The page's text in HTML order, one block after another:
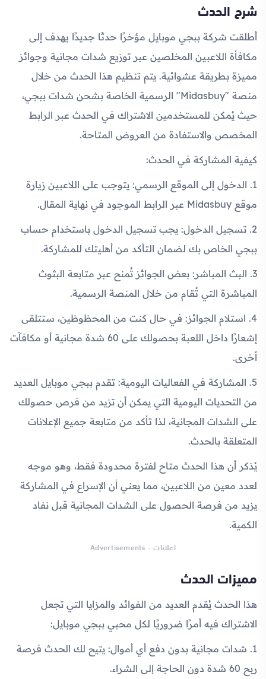
شرح الحدث
أطلقت شركة ببجي موبايل مؤخرًا حدثًا جديدًا يهدف إلى
مكافأة اللاعبين المخلصين عبر توزيع شدات مجانية وجوائز
مميزة بطريقة عشوائية. يتم تنظيم هذا الحدث من خلال
منصة "Midasbuy" الرسمية الخاصة بشحن شدات ببجي،
حيث يُمكن للمستخدمين الاشتراك في الحدث عبر الرابط
المخصص والاستفادة من العروض المتاحة.
كيفية المشاركة في الحدث:
1. الدخول إلى الموقع الرسمي: يتوجب على اللاعبين زيارة
موقع Midasbuy عبر الرابط الموجود في نهاية المقال.
2. تسجيل الدخول: يجب تسجيل الدخول باستخدام حساب
ببجي الخاص بك لضمان التأكد من أهليتك للمشاركة.
3. البث المباشر: بعض الجوائز تُمنح عبر متابعة البثوث
المباشرة التي تُقام من خلال المنصة الرسمية.
4. استلام الجوائز: في حال كنت من المحظوظين، ستتلقى
إشعارًا داخل اللعبة بحصولك على 60 شدة مجانية أو مكافآت
أخرى.
5. المشاركة في الفعاليات اليومية: تقدم ببجي موبايل العديد
من التحديات اليومية التي يمكن أن تزيد من فرص حصولك
على الشدات المجانية، لذا تأكد من متابعة جميع الإعلانات
المتعلقة بالحدث.
يُذكر أن هذا الحدث متاح لفترة محدودة فقط، وهو موجه
لعدد معين من اللاعبين، مما يعني أن الإسراع في المشاركة
يزيد من فرصة الحصول على الشدات المجانية قبل نفاد
الكمية.
اعلانات - Advertisements
مميزات الحدث
هذا الحدث يُقدم العديد من الفوائد والمزايا التي تجعل
الاشتراك فيه أمرًا ضروريًا لكل محبي ببجي موبايل:
1. شدات مجانية بدون دفع أي أموال: يتيح لك الحدث فرصة
ربح 60 شدة دون الحاجة إلى الشراء.